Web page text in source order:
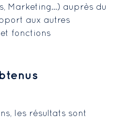
Marketing…) auprès du
aux autres
fonctions
les résultats sont